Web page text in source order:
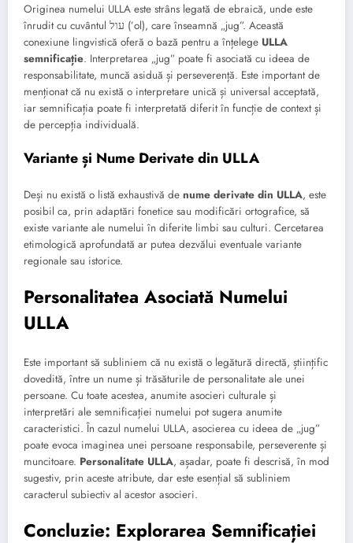
Originea numelui ULLA este strâns legată de ebraică, unde este
înrudit cu cuvântul עול (’ol), care înseamnă „jug”. Această
conexiune lingvistică oferă o bază pentru a înțelege ULLA
semnificație. Interpretarea „jug” poate fi asociată cu ideea de
responsabilitate, muncă asiduă și perseverență. Este important de
menționat că nu există o interpretare unică și universal acceptată,
iar semnificația poate fi interpretată diferit în funcție de context și
de percepția individuală.
Variante și Nume Derivate din ULLA
Deși nu există o listă exhaustivă de nume derivate din ULLA, este
posibil ca, prin adaptări fonetice sau modificări ortografice, să
existe variante ale numelui în diferite limbi sau culturi. Cercetarea
etimologică aprofundată ar putea dezvălui eventuale variante
regionale sau istorice.
Personalitatea Asociată Numelui
ULLA
Este important să subliniem că nu există o legătură directă, științific
dovedită, între un nume și trăsăturile de personalitate ale unei
persoane. Cu toate acestea, anumite asocieri culturale și
interpretări ale semnificației numelui pot sugera anumite
caracteristici. În cazul numelui ULLA, asocierea cu ideea de „jug”
poate evoca imaginea unei persoane responsabile, perseverente și
muncitoare. Personalitate ULLA, așadar, poate fi descrisă, în mod
sugestiv, prin aceste atribute, dar este esențial să subliniem
caracterul subiectiv al acestor asocieri.
Concluzie: Explorarea Semnificației